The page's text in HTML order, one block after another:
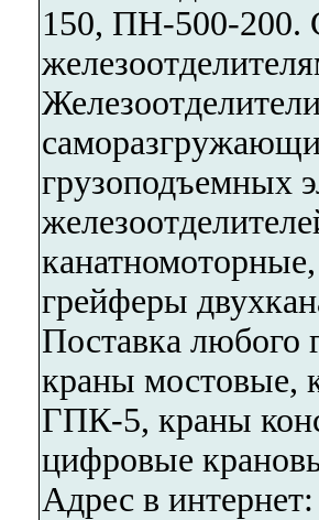
150, ПН-500-200.
грузоподъемных
грейферы
Поставка любого
краны мостовые,
ГПК-5, краны
цифровые
Адрес в